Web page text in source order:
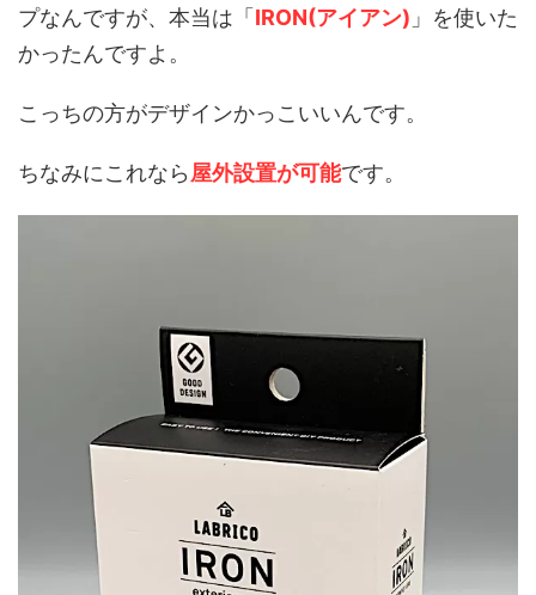
プなんですが、本当は「IRON(アイアン) 」を使いた
かったんですよ。
こっちの方がデザインかっこいいんです。
ちなみにこれなら 屋外設置が可能です。